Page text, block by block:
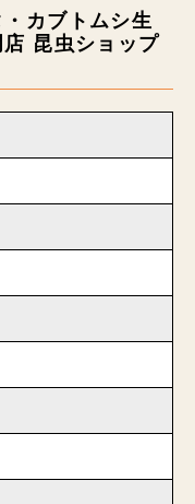
カブトムシ生
昆虫ショップ